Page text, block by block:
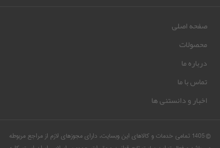
صفحه اصلی
محصولات
درباره ما
تماس با ما
اخبار و دانستنی ها
© 1405 تمامی خدمات و کالاهای این وبسایت، دارای مجوزهای لازم از مراجع مربوطه